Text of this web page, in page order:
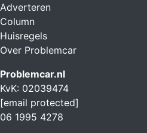
Adverteren
Column
Huisregels
Over Problemcar
Problemcar.nl
KvK: 02039474
[email protected]
06 1995 4278